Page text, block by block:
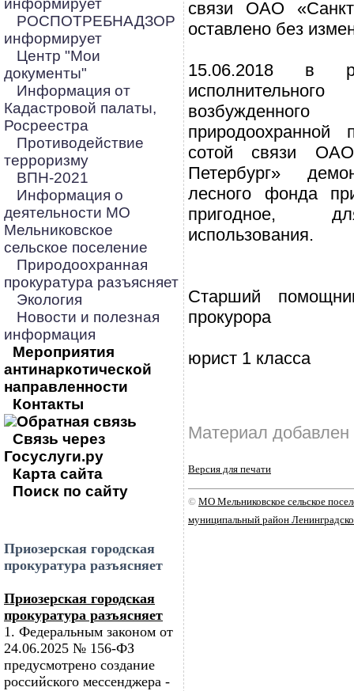
информирует
РОСПОТРЕБНАДЗОР
информирует
Центр "Мои
документы"
Информация от
Кадастровой палаты,
Росреестра
Противодействие
терроризму
ВПН-2021
Информация о
деятельности МО
Мельниковское
сельское поселение
Природоохранная
прокуратура разъясняет
Экология
Новости и полезная
информация
Мероприятия
антинаркотической
направленности
Контакты
Обратная связь
Связь через
Госуслуги.ру
Карта сайта
Поиск по сайту
Приозерская городская
прокуратура разъясняет
Приозерская городская
прокуратура разъясняет
1. Федеральным законом от
24.06.2025 № 156-ФЗ
предусмотрено создание
российского мессенджера -
связи ОАО «Санкт-
оставлено без
15.06.2018 в
природоохранной
сотой связи
Петербург»
лесного фонда
пригодное,
использования.
Старший
прокурора
юрист 1 класса
Материал добавлен
Версия для печати
© МО Мельниковское сельское
муниципальный район